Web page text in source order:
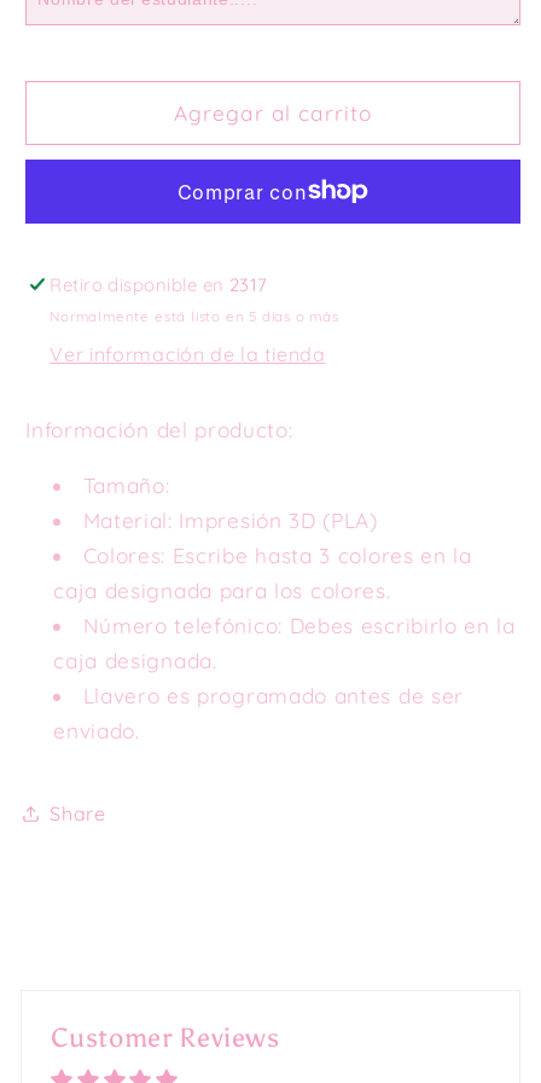
Agregar al carrito
Retiro disponible en 2317
Normalmente está listo en 5 días o más
Ver información de la tienda
Información del producto:
Tamaño:
Material: Impresión 3D (PLA)
Colores: Escribe hasta 3 colores en la
caja designada para los colores.
Número telefónico: Debes escribirlo en la
caja designada.
Llavero es programado antes de ser
enviado.
Share
Customer Reviews